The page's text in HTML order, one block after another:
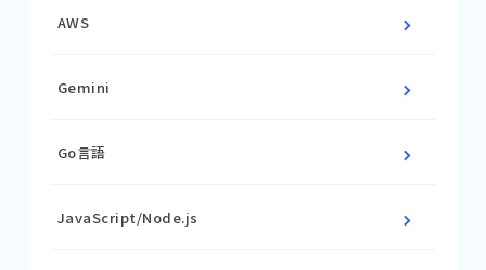
AWS
Gemini
Go言語
JavaScript/Node.js